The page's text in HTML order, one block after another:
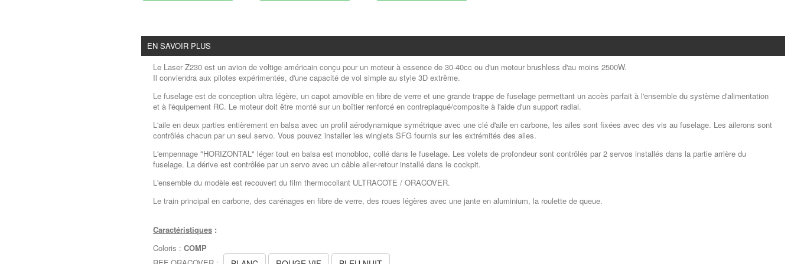
EN SAVOIR PLUS
Le Laser Z230 est un avion de voltige américain conçu pour un moteur à essence de 30-40cc ou d'un moteur brushless d'au moins 2500W.
Il conviendra aux pilotes expérimentés, d'une capacité de vol simple au style 3D extrême.
Le fuselage est de conception ultra légère, un capot amovible en fibre de verre et une grande trappe de fuselage permettant un accès parfait à l'ensemble du système d'alimentation
et à l'équipement RC. Le moteur doit être monté sur un boîtier renforcé en contreplaqué/composite à l'aide d'un support radial.
L'aile en deux parties entièrement en balsa avec un profil aérodynamique symétrique avec une clé d'aile en carbone, les ailes sont fixées avec des vis au fuselage. Les ailerons sont
contrôlés chacun par un seul servo. Vous pouvez installer les winglets SFG fournis sur les extrémités des ailes.
L'empennage "HORIZONTAL" léger tout en balsa est monobloc, collé dans le fuselage. Les volets de profondeur sont contrôlés par 2 servos installés dans la partie arrière du
fuselage. La dérive est contrôlée par un servo avec un câble aller-retour installé dans le cockpit.
L'ensemble du modèle est recouvert du film thermocollant ULTRACOTE / ORACOVER.
Le train principal en carbone, des carénages en fibre de verre, des roues légères avec une jante en aluminium, la roulette de queue.
Caractéristiques :
Coloris : COMP